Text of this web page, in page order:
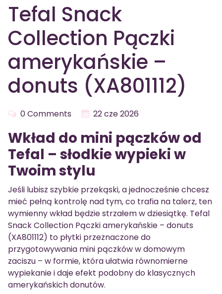
Tefal Snack
Collection Pączki
amerykańskie –
donuts (XA801112)
0 Comments 22 cze 2026
Wkład do mini pączków od
Tefal – słodkie wypieki w
Twoim stylu
Jeśli lubisz szybkie przekąski, a jednocześnie chcesz
mieć pełną kontrolę nad tym, co trafia na talerz, ten
wymienny wkład będzie strzałem w dziesiątkę. Tefal
Snack Collection Pączki amerykańskie – donuts
(XA801112) to płytki przeznaczone do
przygotowywania mini pączków w domowym
zaciszu – w formie, która ułatwia równomierne
wypiekanie i daje efekt podobny do klasycznych
amerykańskich donutów.